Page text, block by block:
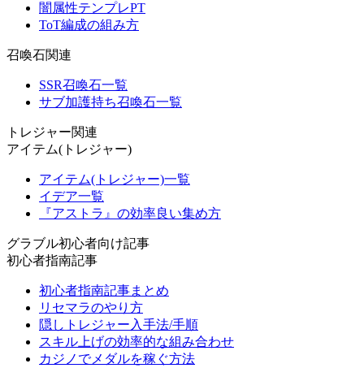
闇属性テンプレPT
ToT編成の組み方
召喚石関連
SSR召喚石一覧
サブ加護持ち召喚石一覧
トレジャー関連
アイテム(トレジャー)
アイテム(トレジャー)一覧
イデア一覧
『アストラ』の効率良い集め方
グラブル初心者向け記事
初心者指南記事
初心者指南記事まとめ
リセマラのやり方
隠しトレジャー入手法/手順
スキル上げの効率的な組み合わせ
カジノでメダルを稼ぐ方法